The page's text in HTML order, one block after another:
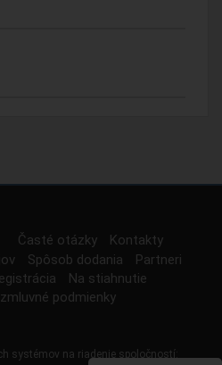
Časté otázky
Kontakty
Spôsob dodania
Partneri
Na stiahnutie
podmienky
systémov na riadenie spoločností: